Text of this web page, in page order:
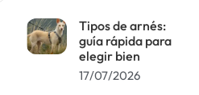
Tipos de arnés:
guía rápida para
elegir bien
17/07/2026